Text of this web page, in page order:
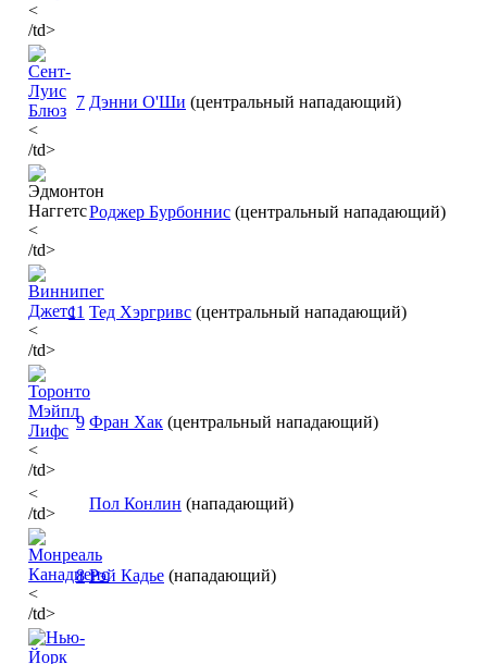
<
/td>
<
/td>
7 Дэнни О'Ши (центральный нападающий)
<
/td>
Роджер Бурбоннис (центральный нападающий)
<
/td>
11 Тед Хэргривс (центральный нападающий)
<
/td>
9 Фран Хак (центральный нападающий)
<
/td>
Пол Конлин (нападающий)
<
/td>
8 Рэй Кадье (нападающий)